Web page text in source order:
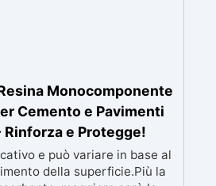
Monocomponente
Cemento e Pavimenti
Rinforza e Protegge!
e può variare in base al
della superficie.Più la